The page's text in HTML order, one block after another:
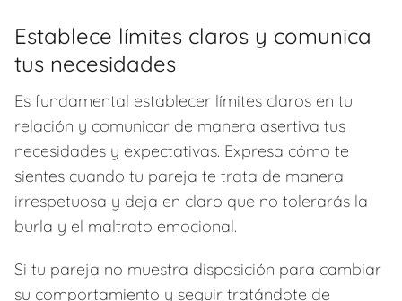
Establece límites claros y comunica
tus necesidades
Es fundamental establecer límites claros en tu
relación y comunicar de manera asertiva tus
necesidades y expectativas. Expresa cómo te
sientes cuando tu pareja te trata de manera
irrespetuosa y deja en claro que no tolerarás la
burla y el maltrato emocional.
Si tu pareja no muestra disposición para cambiar
su comportamiento y seguir tratándote de